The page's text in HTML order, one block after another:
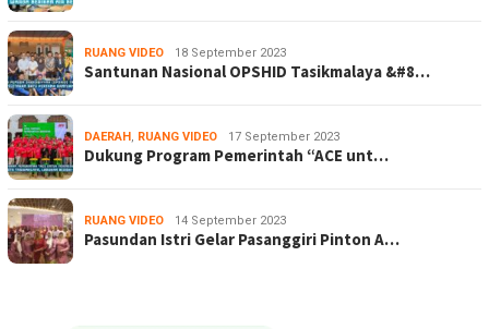
RUANG VIDEO 18 September 2023
Santunan Nasional OPSHID Tasikmalaya &#8…
DAERAH , RUANG VIDEO 17 September 2023
Dukung Program Pemerintah “ACE unt…
RUANG VIDEO 14 September 2023
Pasundan Istri Gelar Pasanggiri Pinton A…